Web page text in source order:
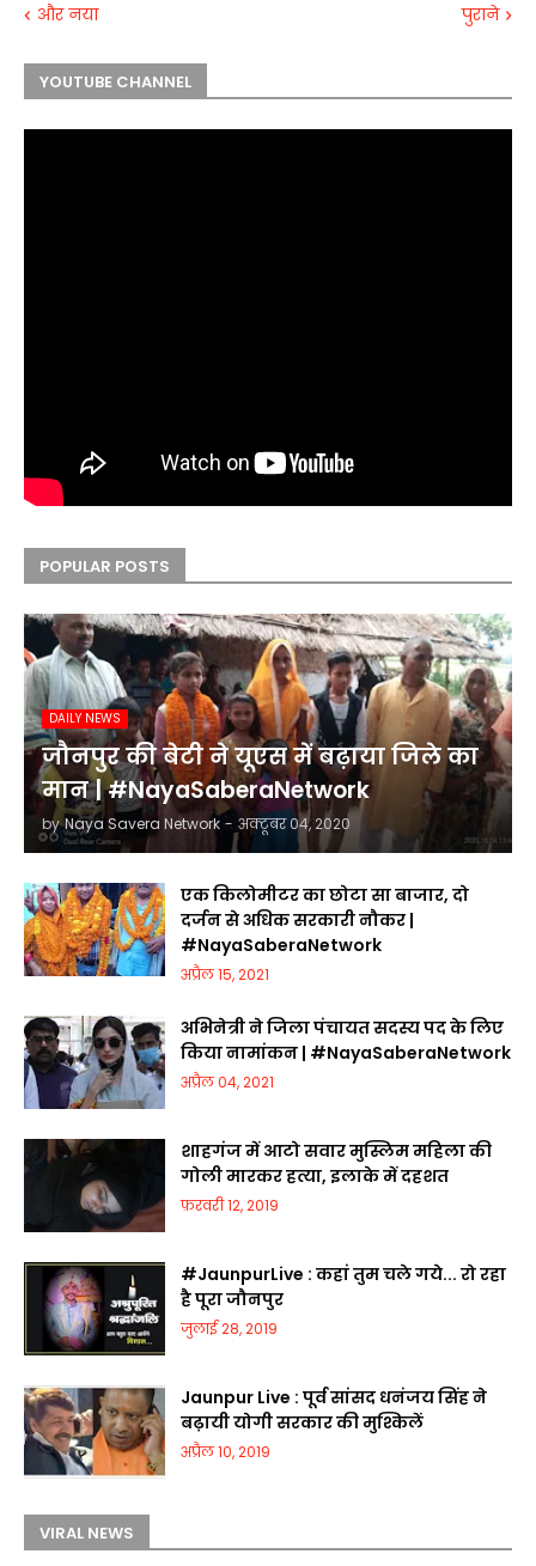
और नया पुराने
YOUTUBE CHANNEL
POPULAR POSTS
DAILY NEWS
जौनपुर की बेटी ने यूएस में बढ़ाया जिले का
मान | #NayaSaberaNetwork
by Naya Savera Network - अक्टूबर 04, 2020
एक किलोमीटर का छोटा सा बाजार, दो
दर्जन से अधिक सरकारी नौकर |
#NayaSaberaNetwork
अप्रैल 15, 2021
अभिनेत्री ने जिला पंचायत सदस्य पद के लिए
किया नामांकन | #NayaSaberaNetwork
अप्रैल 04, 2021
शाहगंज में आटो सवार मुस्लिम महिला की
गोली मारकर हत्या, इलाके में दहशत
फ़रवरी 12, 2019
#JaunpurLive : कहां तुम चले गये... रो रहा
है पूरा जौनपुर
जुलाई 28, 2019
Jaunpur Live : पूर्व सांसद धनंजय सिंह ने
बढ़ायी योगी सरकार की मुश्किलें
अप्रैल 10, 2019
VIRAL NEWS